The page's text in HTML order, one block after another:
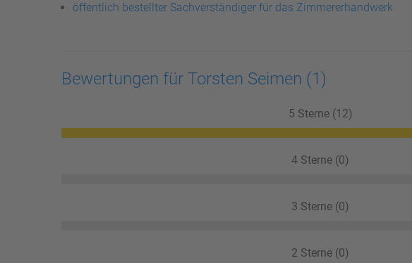
öffentlich bestellter Sachverständiger für das Zimmererhandwerk
Bewertungen für Torsten Seimen (1)
5 Sterne (12)
4 Sterne (0)
3 Sterne (0)
2 Sterne (0)